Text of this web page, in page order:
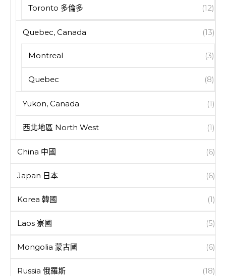
Toronto 多倫多 (12)
Quebec, Canada (13)
Montreal (3)
Quebec (8)
Yukon, Canada (1)
西北地區 North West (1)
China 中國 (6)
Japan 日本 (6)
Korea 韓國 (1)
Laos 寮國 (5)
Mongolia 蒙古國 (6)
Russia 俄羅斯 (18)